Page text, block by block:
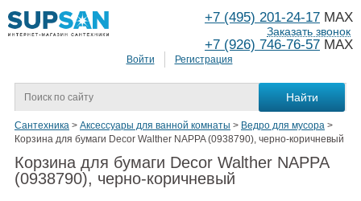
Войти Регистрация
+7 (495) 201-24-17 MAX
+7 (926) 746-76-57 MAX
Заказать звонок
Сантехника > Аксессуары для ванной комнаты > Ведро для мусора >
Корзина для бумаги Decor Walther NAPPA (0938790), черно-коричневый
Корзина для бумаги Decor Walther NAPPA
(0938790), черно-коричневый